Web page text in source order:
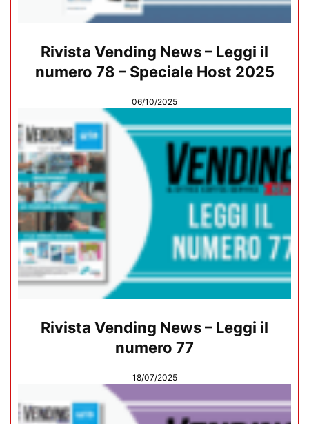
Rivista Vending News – Leggi il
numero 78 – Speciale Host 2025
06/10/2025
Rivista Vending News – Leggi il
numero 77
18/07/2025